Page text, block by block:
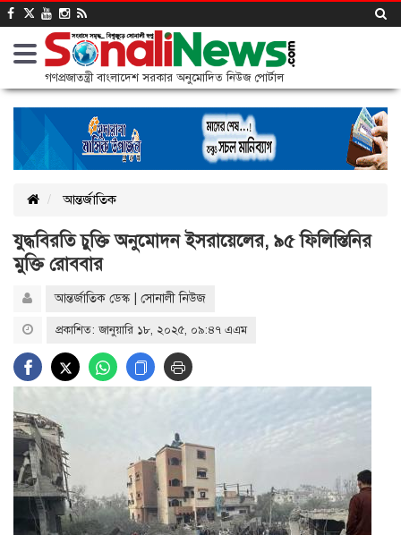
গণপ্রজাতন্ত্রী বাংলাদেশ সরকার অনুমোদিত নিউজ পোর্টাল
আন্তর্জাতিক
যুদ্ধবিরতি চুক্তি অনুমোদন ইসরায়েলের, ৯৫ ফিলিস্তিনির
মুক্তি রোববার
আন্তর্জাতিক ডেস্ক | সোনালী নিউজ
প্রকাশিত: জানুয়ারি ১৮, ২০২৫, ০৯:৪৭ এএম